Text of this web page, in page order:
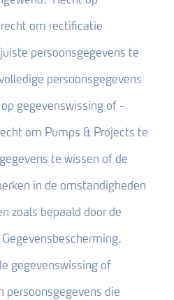
om rectificatie
persoonsgegevens te
persoonsgegevens
gegevenswissing of -
om Pumps & Projects te
te wissen of de
in de omstandigheden
zoals bepaald door de
gegevenswissing of
persoonsgegevens die